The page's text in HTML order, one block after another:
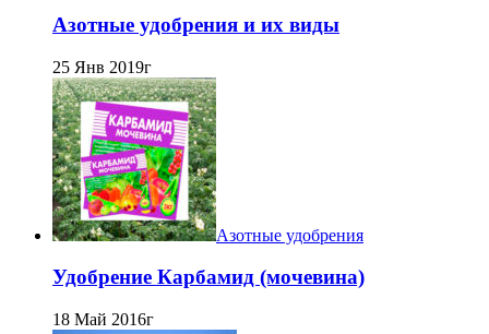
Азотные удобрения и их виды
25 Янв 2019г
Азотные удобрения
Удобрение Карбамид (мочевина)
18 Май 2016г